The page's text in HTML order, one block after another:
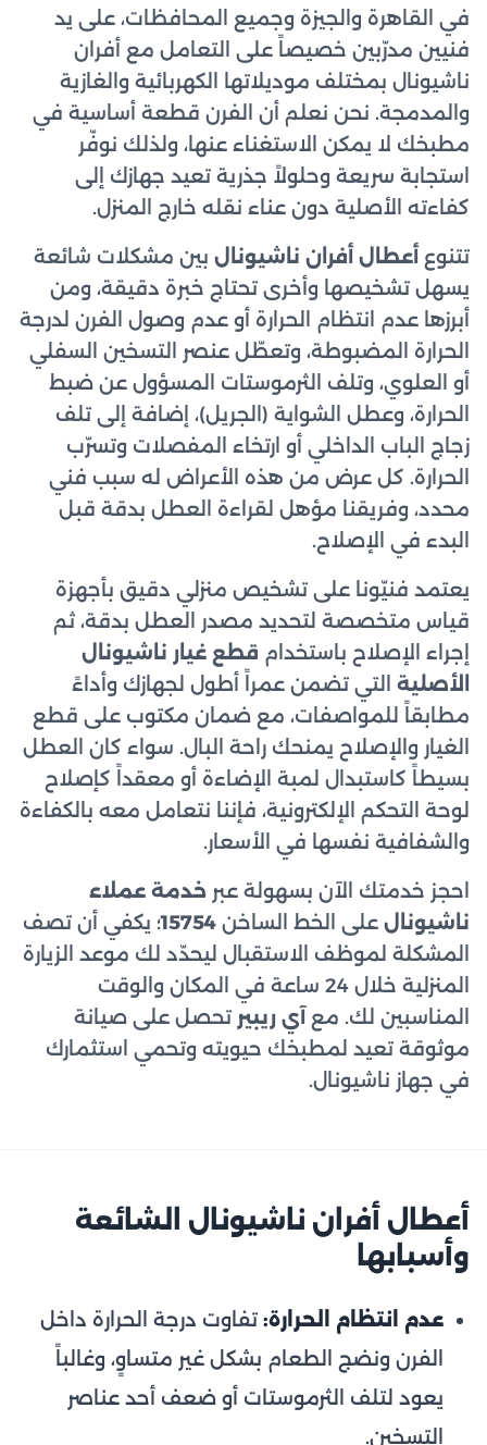
في القاهرة والجيزة وجميع المحافظات، على يد
فنيين مدرّبين خصيصاً على التعامل مع أفران
ناشيونال بمختلف موديلاتها الكهربائية والغازية
والمدمجة. نحن نعلم أن الفرن قطعة أساسية في
مطبخك لا يمكن الاستغناء عنها، ولذلك نوفّر
استجابة سريعة وحلولاً جذرية تعيد جهازك إلى
كفاءته الأصلية دون عناء نقله خارج المنزل.
تتنوع أعطال أفران ناشيونال بين مشكلات شائعة
يسهل تشخيصها وأخرى تحتاج خبرة دقيقة، ومن
أبرزها عدم انتظام الحرارة أو عدم وصول الفرن لدرجة
الحرارة المضبوطة، وتعطّل عنصر التسخين السفلي
أو العلوي، وتلف الثرموستات المسؤول عن ضبط
الحرارة، وعطل الشواية (الجريل)، إضافة إلى تلف
زجاج الباب الداخلي أو ارتخاء المفصلات وتسرّب
الحرارة. كل عرض من هذه الأعراض له سبب فني
محدد، وفريقنا مؤهل لقراءة العطل بدقة قبل
البدء في الإصلاح.
يعتمد فنيّونا على تشخيص منزلي دقيق بأجهزة
قياس متخصصة لتحديد مصدر العطل بدقة، ثم
إجراء الإصلاح باستخدام قطع غيار ناشيونال
الأصلية التي تضمن عمراً أطول لجهازك وأداءً
مطابقاً للمواصفات، مع ضمان مكتوب على قطع
الغيار والإصلاح يمنحك راحة البال. سواء كان العطل
بسيطاً كاستبدال لمبة الإضاءة أو معقداً كإصلاح
لوحة التحكم الإلكترونية، فإننا نتعامل معه بالكفاءة
والشفافية نفسها في الأسعار.
احجز خدمتك الآن بسهولة عبر خدمة عملاء
ناشيونال على الخط الساخن 15754؛ يكفي أن تصف
المشكلة لموظف الاستقبال ليحدّد لك موعد الزيارة
المنزلية خلال 24 ساعة في المكان والوقت
المناسبين لك. مع آي ريبير تحصل على صيانة
موثوقة تعيد لمطبخك حيويته وتحمي استثمارك
في جهاز ناشيونال.
أعطال أفران ناشيونال الشائعة
وأسبابها
عدم انتظام الحرارة: تفاوت درجة الحرارة داخل
الفرن ونضج الطعام بشكل غير متساوٍ، وغالباً
يعود لتلف الثرموستات أو ضعف أحد عناصر
التسخين.